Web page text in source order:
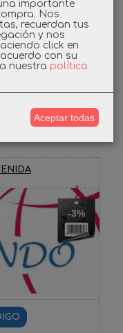
-3%
importante
Nos
recuerdan tus
y nos
click en
con su
nuestra política
Aceptar todas